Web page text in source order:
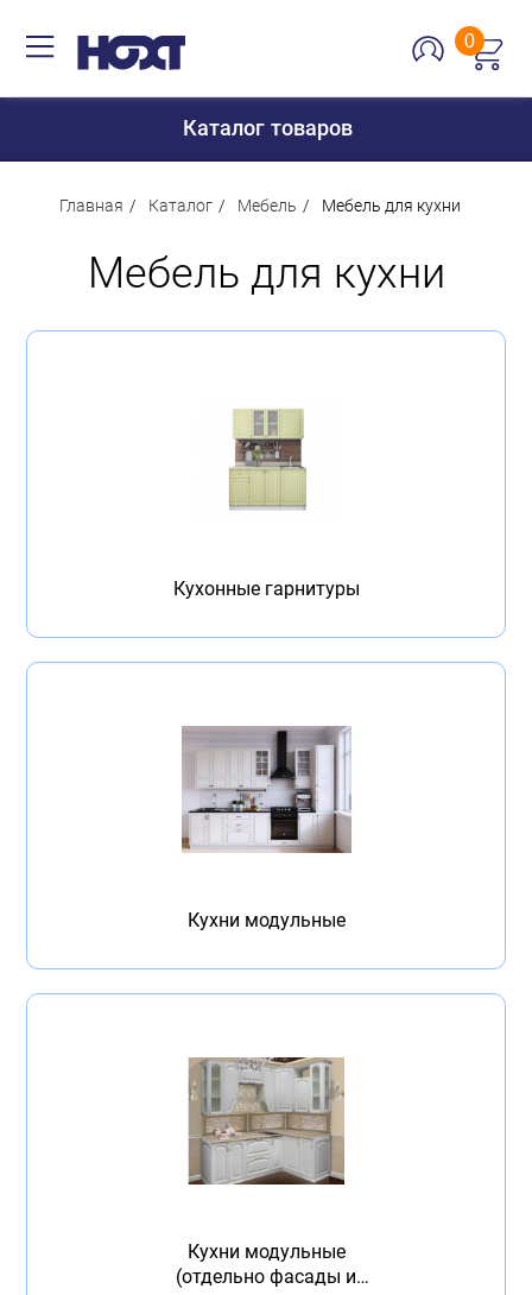
0
Каталог товаров
Для дома
Строительство и ремонт
Главная Каталог Мебель Мебель для кухни
Мебель для кухни
Кухонные гарнитуры
Кухни модульные
Кухни модульные
(отдельно фасады и